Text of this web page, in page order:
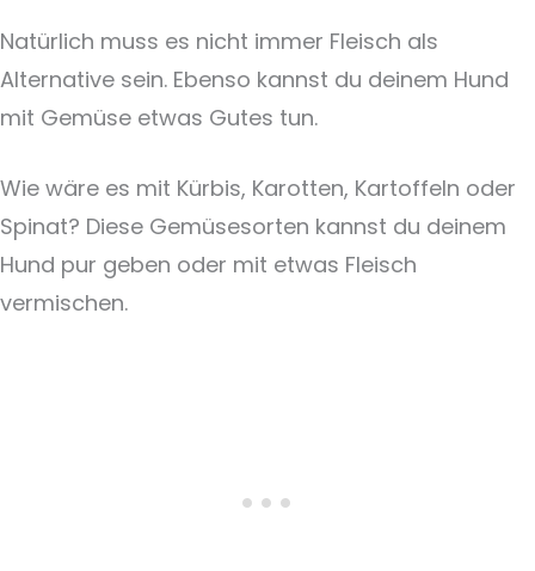
Natürlich muss es nicht immer Fleisch als
Alternative sein. Ebenso kannst du deinem Hund
mit Gemüse etwas Gutes tun.
Wie wäre es mit Kürbis, Karotten, Kartoffeln oder
Spinat? Diese Gemüsesorten kannst du deinem
Hund pur geben oder mit etwas Fleisch
vermischen.